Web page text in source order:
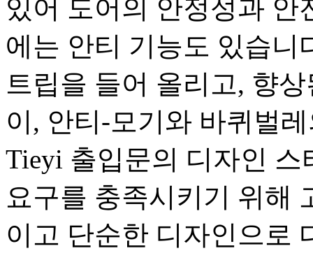
있어 도어의 안정성과 안
에는 안티 기능도 있습니
트립을 들어 올리고, 향
이, 안티-모기와 바퀴벌
Tieyi 출입문의 디자인
요구를 충족시키기 위해
이고 단순한 디자인으로